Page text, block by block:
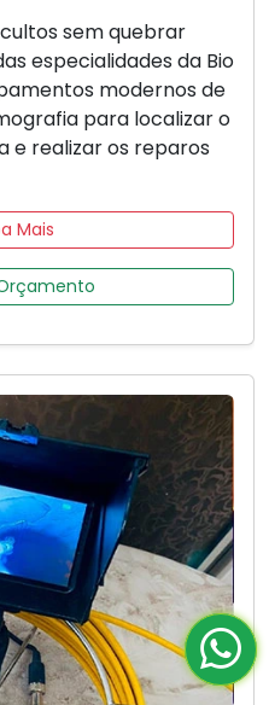
sem quebrar
especialidades da Bio
modernos de
para localizar o
e realizar os reparos
Mais